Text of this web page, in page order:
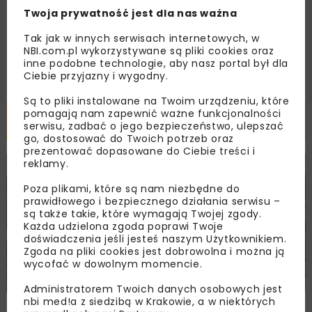
ZAPISZ MNIE
Powiązane artykuły
PKP PLK ogłosiły przetarg na odcinek Gdów
Twoja prywatność jest dla nas ważna
Tak jak w innych serwisach internetowych, w
NBI.com.pl wykorzystywane są pliki cookies oraz
inne podobne technologie, aby nasz portal był dla
Ciebie przyjazny i wygodny.
Są to pliki instalowane na Twoim urządzeniu, które
pomagają nam zapewnić ważne funkcjonalności
serwisu, zadbać o jego bezpieczeństwo, ulepszać
go, dostosować do Twoich potrzeb oraz
prezentować dopasowane do Ciebie treści i
reklamy.
Poza plikami, które są nam niezbędne do
prawidłowego i bezpiecznego działania serwisu –
są także takie, które wymagają Twojej zgody.
Każda udzielona zgoda poprawi Twoje
doświadczenia jeśli jesteś naszym Użytkownikiem.
Zgoda na pliki cookies jest dobrowolna i można ją
wycofać w dowolnym momencie.
Administratorem Twoich danych osobowych jest
nbi med!a z siedzibą w Krakowie, a w niektórych